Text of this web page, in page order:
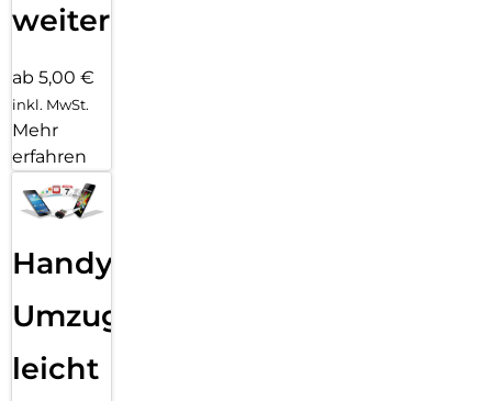
weiter
ab 5,00 €
inkl. MwSt.
Mehr
erfahren
Handy
Umzug
leicht